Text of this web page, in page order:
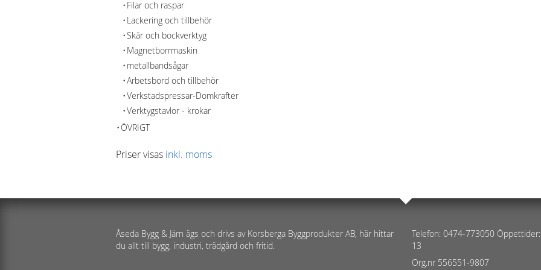
Filar och raspar
Lackering och tillbehör
Skär och bockverktyg
Magnetborrmaskin
metallbandsågar
Arbetsbord och tillbehör
Verkstadspressar-Domkrafter
Verktygstavlor - krokar
ÖVRIGT
Priser visas inkl. moms
Åseda Bygg & Järn ägs och drivs av Korsberga Byggprodukter AB, här hittar
du allt till bygg, industri, trädgård och fritid.
Telefon: 0474-773050
13
Org.nr 556551-9807